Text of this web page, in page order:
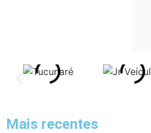
Mais recentes